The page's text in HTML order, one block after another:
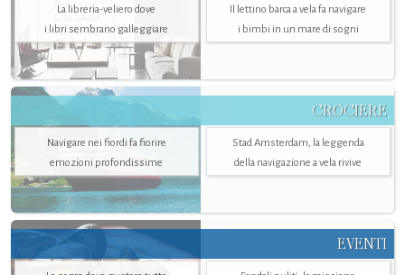
La libreria-veliero dove
i libri sembrano galleggiare
Il lettino barca a vela fa navigare
i bimbi in un mare di sogni
CROCIERE
Navigare nei fiordi fa fiorire
emozioni profondissime
Stad Amsterdam, la leggenda
della navigazione a vela rivive
EVENTI